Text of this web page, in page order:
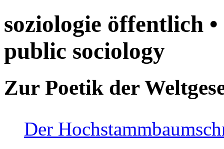
soziologie öffentlich
public sociology
Zur Poetik der
Der